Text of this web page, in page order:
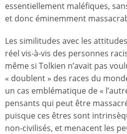
essentiellement maléfiques,
et donc éminemment
Les similitudes avec les
réel vis-à-vis des personnes
même si Tolkien n’avait pas
« doublent » des races du
un cas emblématique de «
pensants qui peut être
puisque ces êtres sont
non-civilisés, et menacent les